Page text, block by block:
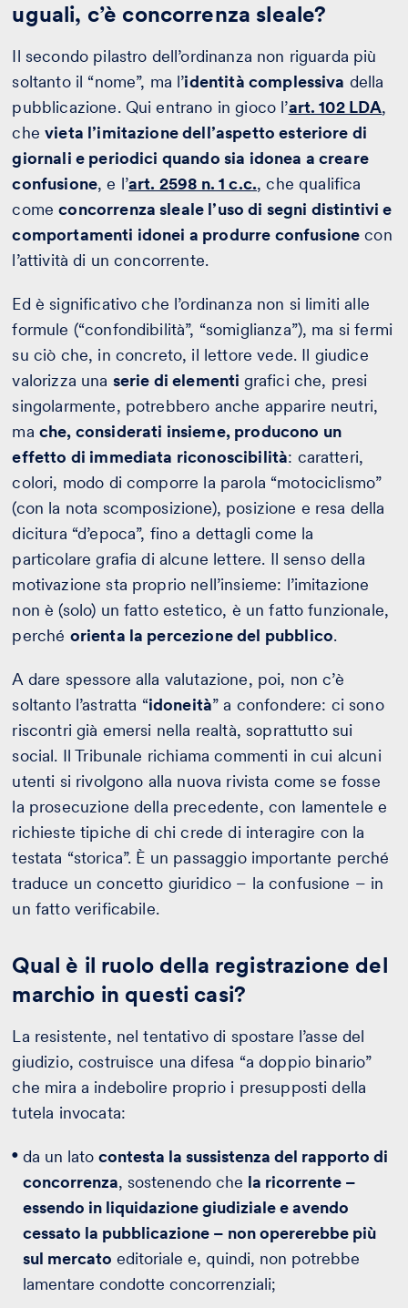
uguali, c’è concorrenza sleale?
Il secondo pilastro dell’ordinanza non riguarda più
soltanto il “nome”, ma l’identità complessiva della
pubblicazione. Qui entrano in gioco l’art. 102 LDA,
chevieta l’imitazione dell’aspetto esteriore di
giornali e periodici quando sia idonea a creare
confusione, e l’art. 2598 n. 1 c.c., che qualifica
comeconcorrenza sleale l’uso di segni distintivi e
comportamenti idonei a produrre confusione con
l’attività di un concorrente.
Ed è significativo che l’ordinanza non si limiti alle
formule (“confondibilità”, “somiglianza”), ma si fermi
su ciò che, in concreto, il lettore vede. Il giudice
valorizza una serie di elementi grafici che, presi
singolarmente, potrebbero anche apparire neutri,
ma che, considerati insieme, producono un
effetto di immediata riconoscibilità: caratteri,
colori, modo di comporre la parola “motociclismo”
(con la nota scomposizione), posizione e resa della
dicitura “d’epoca”, fino a dettagli come la
particolare grafia di alcune lettere. Il senso della
motivazione sta proprio nell’insieme: l’imitazione
non è (solo) un fatto estetico, è un fatto funzionale,
perché orienta la percezione del pubblico.
A dare spessore alla valutazione, poi, non c’è
soltanto l’astratta “idoneità” a confondere: ci sono
riscontri già emersi nella realtà, soprattutto sui
social. Il Tribunale richiama commenti in cui alcuni
utenti si rivolgono alla nuova rivista come se fosse
la prosecuzione della precedente, con lamentele e
richieste tipiche di chi crede di interagire con la
testata “storica”. È un passaggio importante perché
traduce un concetto giuridico – la confusione – in
un fatto verificabile.
Qual è il ruolo della registrazione del
marchio in questi casi?
La resistente, nel tentativo di spostare l’asse del
giudizio, costruisce una difesa “a doppio binario”
che mira a indebolire proprio i presupposti della
tutela invocata:
da un latocontesta la sussistenza del rapporto di
concorrenza, sostenendo che la ricorrente –
essendo in liquidazione giudiziale e avendo
cessato la pubblicazione – non opererebbe più
sul mercato editoriale e, quindi, non potrebbe
lamentare condotte concorrenziali;